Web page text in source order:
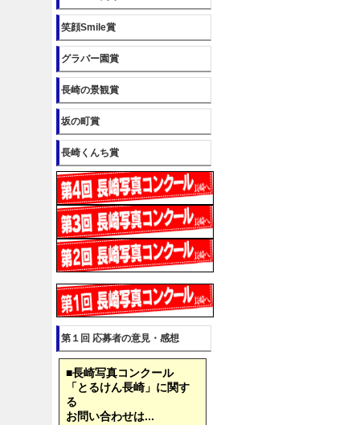
笑顔Smile賞
グラバー園賞
長崎の景観賞
坂の町賞
長崎くんち賞
第１回 応募者の意見・感想
■長崎写真コンクール
「とるけん長崎」に関す
る
お問い合わせは...